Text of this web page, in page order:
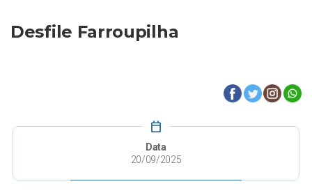
Desfile Farroupilha
calendar_today
Data
20/09/2025